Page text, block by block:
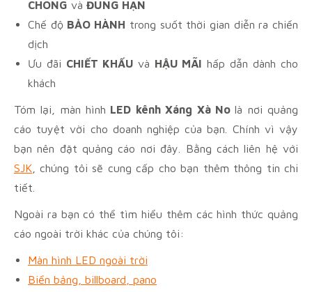
CHÓNG và ĐÚNG HẠN
Chế độ BẢO HÀNH trong suốt thời gian diễn ra chiến
dịch
Ưu đãi CHIẾT KHẤU và HẬU MÃI hấp dẫn dành cho
khách
Tóm lại, màn hình LED kênh Xáng Xà Nolà nơi quảng
cáo tuyệt vời cho doanh nghiệp của bạn. Chính vì vậy
bạn nên đặt quảng cáo nơi đây. Bằng cách liên hệ với
SJK , chúng tôi sẽ cung cấp cho bạn thêm thông tin chi
tiết.
Ngoài ra bạn có thể tìm hiểu thêm các hình thức quảng
cáo ngoài trời khác của chúng tôi:
Màn hình LED ngoài trời
Biển bảng, billboard, pano